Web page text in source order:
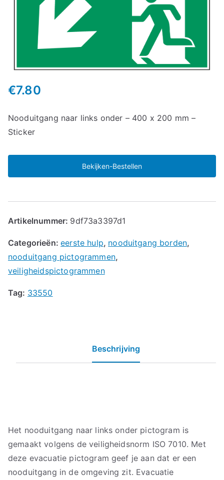
€7.80
Nooduitgang naar links onder – 400 x 200 mm –
Sticker
Bekijken-Bestellen
Artikelnummer: 9df73a3397d1
Categorieën:eerste hulp, nooduitgang borden,
nooduitgang pictogrammen,
veiligheidspictogrammen
Tag: 33550
Beschrijving
Het nooduitgang naar links onder pictogram is
gemaakt volgens de veiligheidsnorm ISO 7010. Met
deze evacuatie pictogram geef je aan dat er een
nooduitgang in de omgeving zit. Evacuatie